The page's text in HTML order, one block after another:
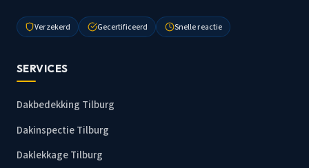
Verzekerd Gecertificeerd Snelle reactie
SERVICES
Dakbedekking Tilburg
Dakinspectie Tilburg
Daklekkage Tilburg